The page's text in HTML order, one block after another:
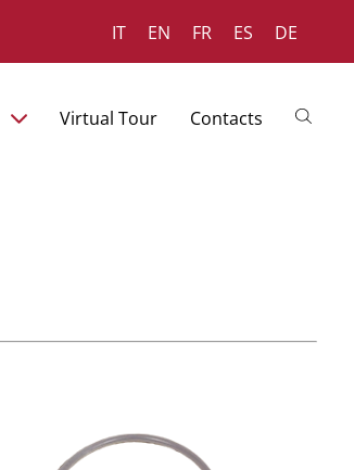
IT EN FR ES DE
Virtual Tour Contacts